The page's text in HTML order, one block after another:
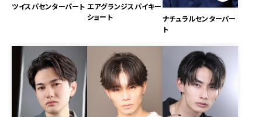
ツイスパセンターパート エアグランジスパイキー
ショート
ナチュラルセンターパー
ト